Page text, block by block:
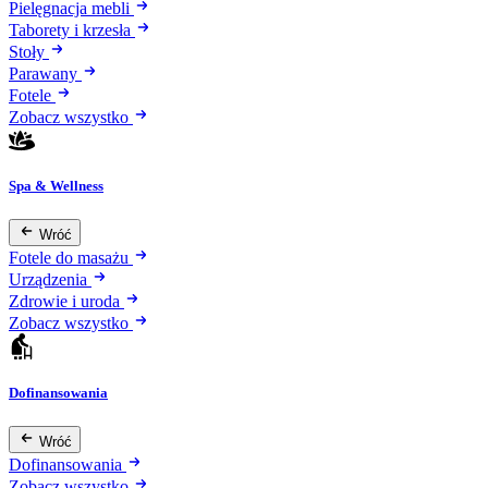
Pielęgnacja mebli
Taborety i krzesła
Stoły
Parawany
Fotele
Zobacz wszystko
Spa & Wellness
Wróć
Fotele do masażu
Urządzenia
Zdrowie i uroda
Zobacz wszystko
Dofinansowania
Wróć
Dofinansowania